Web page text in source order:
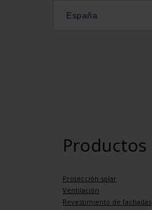
España
Productos
Protección solar
Ventilación
Revestimiento de fachadas